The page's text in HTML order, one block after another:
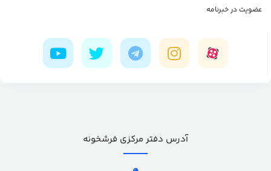
عضویت در خبرنامه
آدرس دفتر مرکزی فرشخونه